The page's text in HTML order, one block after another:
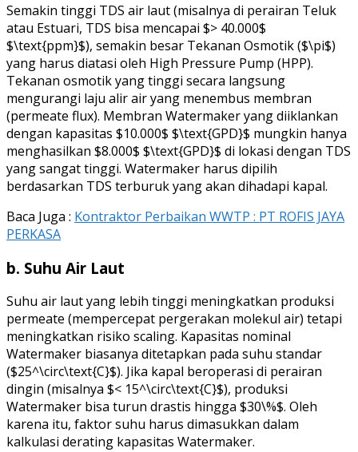
Semakin tinggi TDS air laut (misalnya di perairan Teluk
atau Estuari, TDS bisa mencapai $> 40.000$
$\text{ppm}$), semakin besar Tekanan Osmotik ($\pi$)
yang harus diatasi oleh High Pressure Pump (HPP).
Tekanan osmotik yang tinggi secara langsung
mengurangi laju alir air yang menembus membran
(permeate flux). Membran Watermaker yang diiklankan
dengan kapasitas $10.000$ $\text{GPD}$ mungkin hanya
menghasilkan $8.000$ $\text{GPD}$ di lokasi dengan TDS
yang sangat tinggi. Watermaker harus dipilih
berdasarkan TDS terburuk yang akan dihadapi kapal.
Baca Juga : Kontraktor Perbaikan WWTP : PT ROFIS JAYA
PERKASA
b. Suhu Air Laut
Suhu air laut yang lebih tinggi meningkatkan produksi
permeate (mempercepat pergerakan molekul air) tetapi
meningkatkan risiko scaling. Kapasitas nominal
Watermaker biasanya ditetapkan pada suhu standar
($25^\circ\text{C}$). Jika kapal beroperasi di perairan
dingin (misalnya $< 15^\circ\text{C}$), produksi
Watermaker bisa turun drastis hingga $30\%$. Oleh
karena itu, faktor suhu harus dimasukkan dalam
kalkulasi derating kapasitas Watermaker.